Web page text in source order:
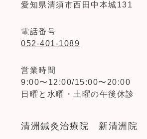
愛知県清須市西田中本城131
電話番号
052-401-1089
営業時間
9:00〜12:00/15:00〜20:00
日曜と水曜・土曜の午後休診
清洲鍼灸治療院 新清洲院